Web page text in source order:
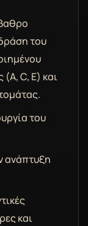
του
C, E) και
του
ανάπτυξη
και